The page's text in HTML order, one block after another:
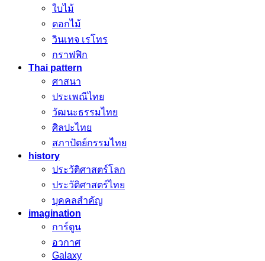
ใบไม้
ดอกไม้
วินเทจ เรโทร
กราฟฟิก
Thai pattern
ศาสนา
ประเพณีไทย
วัฒนะธรรมไทย
ศิลปะไทย
สภาปัตย์กรรมไทย
history
ประวัติศาสตร์โลก
ประวัติศาสตร์ไทย
บุคคลสำคัญ
imagination
การ์ตูน
อวกาศ
Galaxy